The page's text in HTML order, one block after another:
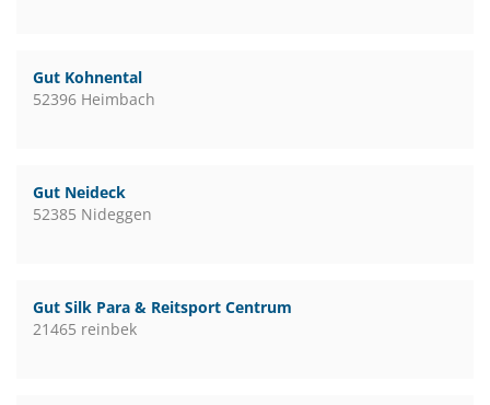
Gut Kohnental
52396 Heimbach
Gut Neideck
52385 Nideggen
Gut Silk Para & Reitsport Centrum
21465 reinbek